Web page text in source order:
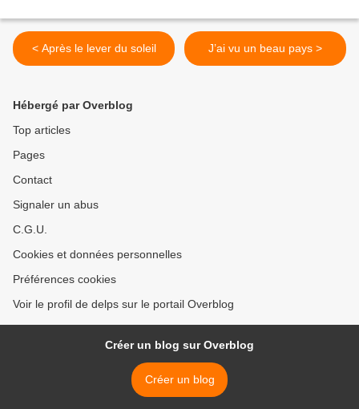
< Après le lever du soleil J’ai vu un beau pays >
Hébergé par Overblog
Top articles
Pages
Contact
Signaler un abus
C.G.U.
Cookies et données personnelles
Préférences cookies
Voir le profil de delps sur le portail Overblog
Créer un blog sur Overblog
Créer un blog